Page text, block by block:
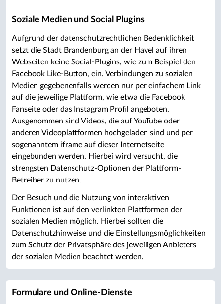
Soziale Medien und Social Plugins
Aufgrund der datenschutzrechtlichen Bedenklichkeit
setzt die Stadt Brandenburg an der Havel auf ihren
Webseiten keine Social-Plugins, wie zum Beispiel den
Facebook Like-Button, ein. Verbindungen zu sozialen
Medien gegebenenfalls werden nur per einfachem Link
auf die jeweilige Plattform, wie etwa die Facebook
Fanseite oder das Instagram Profil angeboten.
Ausgenommen sind Videos, die auf YouTube oder
anderen Videoplattformen hochgeladen sind und per
sogenanntem iframe auf dieser Internetseite
eingebunden werden. Hierbei wird versucht, die
strengsten Datenschutz-Optionen der Plattform-
Betreiber zu nutzen.
Der Besuch und die Nutzung von interaktiven
Funktionen ist auf den verlinkten Plattformen der
sozialen Medien möglich. Hierbei sollten die
Datenschutzhinweise und die Einstellungsmöglichkeiten
zum Schutz der Privatsphäre des jeweiligen Anbieters
der sozialen Medien beachtet werden.
Formulare und Online-Dienste